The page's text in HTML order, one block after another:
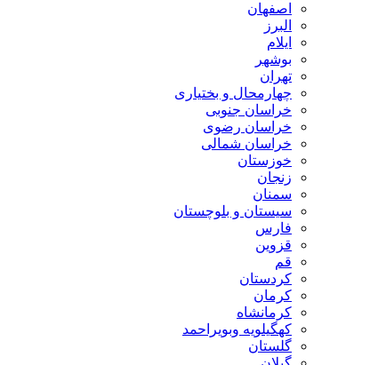
اصفهان
البرز
ایلام
بوشهر
تهران
چهارمحال و بختیاری
خراسان جنوبی
خراسان رضوی
خراسان شمالی
خوزستان
زنجان
سمنان
سیستان و بلوچستان
فارس
قزوین
قم
کردستان
کرمان
کرمانشاه
کهگیلویه وبویراحمد
گلستان